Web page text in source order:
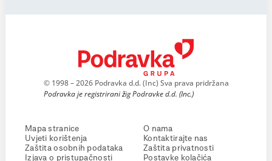
© 1998 – 2026 Podravka d.d. (Inc) Sva prava pridržana
Podravka je registrirani žig Podravke d.d. (Inc.)
Mapa stranice
Uvjeti korištenja
Zaštita osobnih podataka
Izjava o pristupačnosti
O nama
Kontaktirajte nas
Zaštita privatnosti
Postavke kolačića